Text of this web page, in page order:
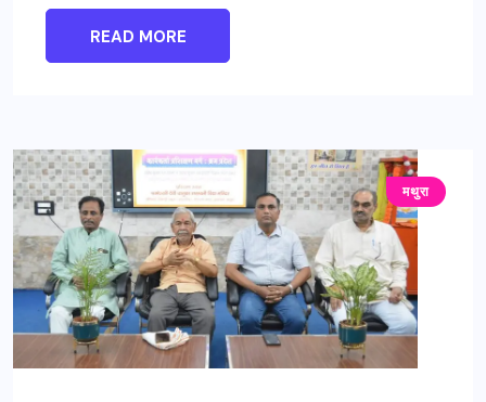
READ MORE
मथुरा